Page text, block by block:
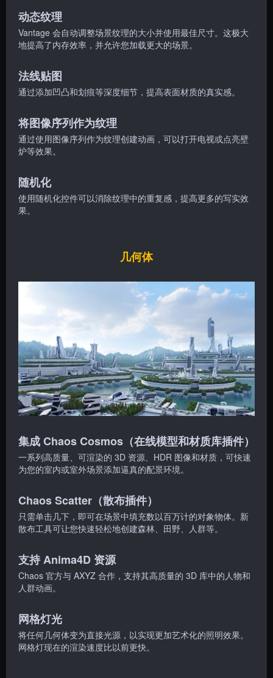
动态纹理
Vantage 会自动调整场景纹理的大小并使用最佳尺寸。这极大
地提高了内存效率，并允许您加载更大的场景。
法线贴图
通过添加凹凸和划痕等深度细节，提高表面材质的真实感。
将图像序列作为纹理
通过使用图像序列作为纹理创建动画，可以打开电视或点亮壁
炉等效果。
随机化
使用随机化控件可以消除纹理中的重复感，提高更多的写实效
果。
几何体
集成 Chaos Cosmos（在线模型和材质库插件）
一系列高质量、可渲染的 3D 资源、HDR 图像和材质，可快速
为您的室内或室外场景添加逼真的配景环境。
Chaos Scatter（散布插件）
只需单击几下，即可在场景中填充数以百万计的对象物体。新
散布工具可让您快速轻松地创建森林、田野、人群等。
支持 Anima4D 资源
Chaos 官方与 AXYZ 合作，支持其高质量的 3D 库中的人物和
人群动画。
网格灯光
将任何几何体变为直接光源，以实现更加艺术化的照明效果。
网格灯现在的渲染速度比以前更快。